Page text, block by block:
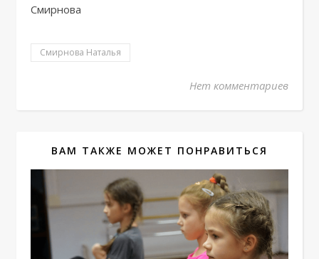
Смирнова
Смирнова Наталья
Нет комментариев
ВАМ ТАКЖЕ МОЖЕТ ПОНРАВИТЬСЯ